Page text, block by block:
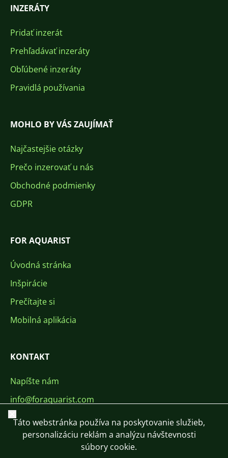
INZERÁTY
Pridať inzerát
Prehľadávať inzeráty
Obľúbené inzeráty
Pravidlá používania
MOHLO BY VÁS ZAUJÍMAŤ
Najčastejšie otázky
Prečo inzerovať u nás
Obchodné podmienky
GDPR
FOR AQUARIST
Úvodná stránka
Inšpirácie
Prečítajte si
Mobilná aplikácia
KONTAKT
Napíšte nám
info@foraquarist.com
+420 603 449 602
Zavrieť
Táto webstránka používa na poskytovanie služieb,
personalizáciu reklám a analýzu návštevnosti
súbory cookie.